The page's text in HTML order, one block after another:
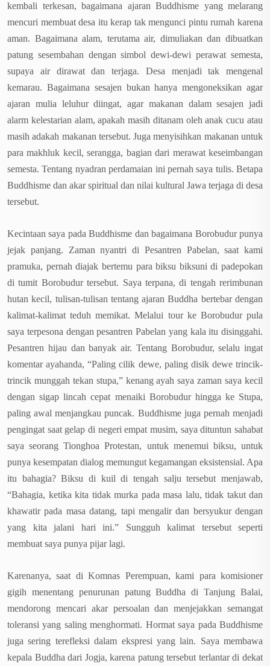
kembali terkesan, bagaimana ajaran Buddhisme yang melarang
mencuri membuat desa itu kerap tak mengunci pintu rumah karena
aman. Bagaimana alam, terutama air, dimuliakan dan dibuatkan
patung sesembahan dengan simbol dewi-dewi perawat semesta,
supaya air dirawat dan terjaga. Desa menjadi tak mengenal
kemarau. Bagaimana sesajen bukan hanya mengoneksikan agar
ajaran mulia leluhur diingat, agar makanan dalam sesajen jadi
alarm kelestarian alam, apakah masih ditanam oleh anak cucu atau
masih adakah makanan tersebut. Juga menyisihkan makanan untuk
para makhluk kecil, serangga, bagian dari merawat keseimbangan
semesta. Tentang nyadran perdamaian ini pernah saya tulis. Betapa
Buddhisme dan akar spiritual dan nilai kultural Jawa terjaga di desa
tersebut.
Kecintaan saya pada Buddhisme dan bagaimana Borobudur punya
jejak panjang. Zaman nyantri di Pesantren Pabelan, saat kami
pramuka, pernah diajak bertemu para biksu biksuni di padepokan
di tumit Borobudur tersebut. Saya terpana, di tengah rerimbunan
hutan kecil, tulisan-tulisan tentang ajaran Buddha bertebar dengan
kalimat-kalimat teduh memikat. Melalui tour ke Borobudur pula
saya terpesona dengan pesantren Pabelan yang kala itu disinggahi.
Pesantren hijau dan banyak air. Tentang Borobudur, selalu ingat
komentar ayahanda, “Paling cilik dewe, paling disik dewe trincik-
trincik munggah tekan stupa,” kenang ayah saya zaman saya kecil
dengan sigap lincah cepat menaiki Borobudur hingga ke Stupa,
paling awal menjangkau puncak. Buddhisme juga pernah menjadi
pengingat saat gelap di negeri empat musim, saya dituntun sahabat
saya seorang Tionghoa Protestan, untuk menemui biksu, untuk
punya kesempatan dialog memungut kegamangan eksistensial. Apa
itu bahagia? Biksu di kuil di tengah salju tersebut menjawab,
“Bahagia, ketika kita tidak murka pada masa lalu, tidak takut dan
khawatir pada masa datang, tapi mengalir dan bersyukur dengan
yang kita jalani hari ini.” Sungguh kalimat tersebut seperti
membuat saya punya pijar lagi.
Karenanya, saat di Komnas Perempuan, kami para komisioner
gigih menentang penurunan patung Buddha di Tanjung Balai,
mendorong mencari akar persoalan dan menjejakkan semangat
toleransi yang saling menghormati. Hormat saya pada Buddhisme
juga sering terefleksi dalam ekspresi yang lain. Saya membawa
kepala Buddha dari Jogja, karena patung tersebut terlantar di dekat